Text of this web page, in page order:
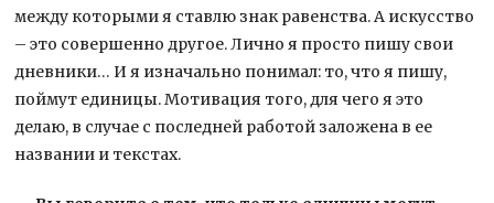
между которыми я ставлю знак равенства. А искусство
– это совершенно другое. Лично я просто пишу свои
дневники… И я изначально понимал: то, что я пишу,
поймут единицы. Мотивация того, для чего я это
делаю, в случае с последней работой заложена в ее
названии и текстах.